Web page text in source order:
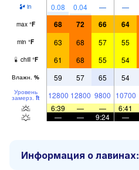
in 0.08 0.04 — —
max °F 68 72 66 64
min °F 63 68 57 55
chill °F 61 68 55 54
Влажн. % 59 57 65 54
Уровень
замерз. ft 12800 12800 9800 10700
6:39
— — 6:41
—
— 9:24 —
Информация о лавинах: